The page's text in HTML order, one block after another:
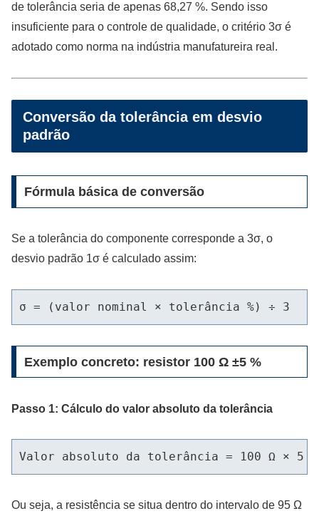
de tolerância seria de apenas 68,27 %. Sendo isso
insuficiente para o controle de qualidade, o critério 3σ é
adotado como norma na indústria manufatureira real.
Conversão da tolerância em desvio
padrão
Fórmula básica de conversão
Se a tolerância do componente corresponde a 3σ, o
desvio padrão 1σ é calculado assim:
Exemplo concreto: resistor 100 Ω ±5 %
Passo 1: Cálculo do valor absoluto da tolerância
Ou seja, a resistência se situa dentro do intervalo de 95 Ω